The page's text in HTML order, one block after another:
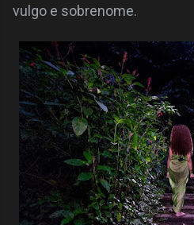
vulgo e sobrenome.